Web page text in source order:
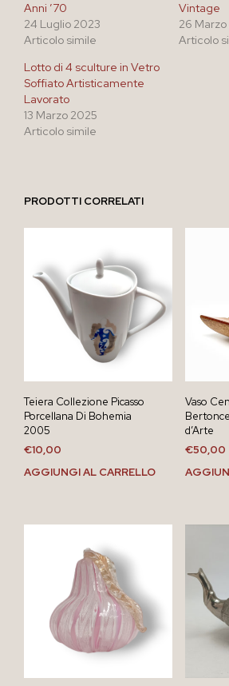
Anni ’70
24 Luglio 2023
Articolo simile
Vintage
26
Articolo
Lotto di 4 sculture in Vetro
Soffiato Artisticamente
Lavorato
13 Marzo 2025
Articolo simile
PRODOTTI CORRELATI
Teiera Collezione Picasso
Porcellana Di Bohemia
2005
€10,00
AGGIUNGI AL CARRELLO
Vaso
d’Arte
€50,00